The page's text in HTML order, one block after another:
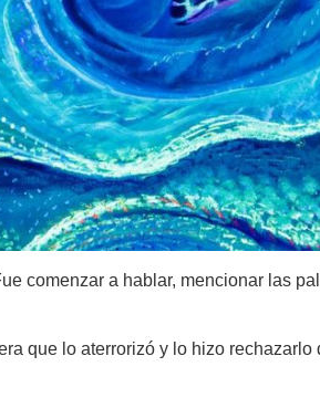
comenzar a hablar, mencionar las
que lo aterrorizó y lo hizo rechazarlo